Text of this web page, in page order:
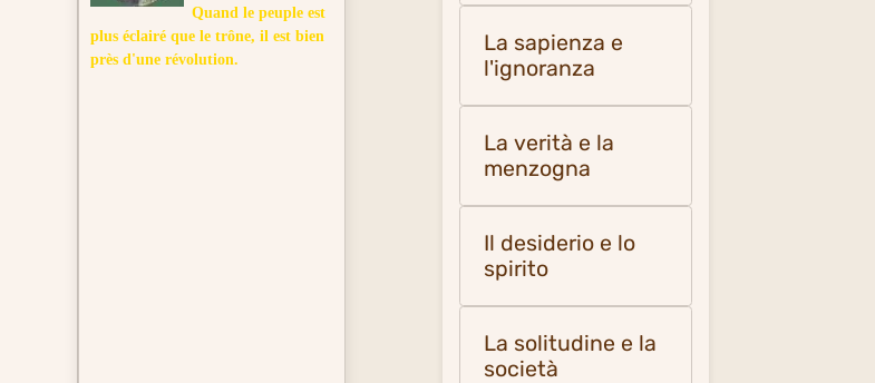
Quand le peuple est
plus éclairé que le trône, il est bien
près d'une révolution.
La sapienza e
l'ignoranza
La verità e la
menzogna
Il desiderio e lo
spirito
La solitudine e la
società